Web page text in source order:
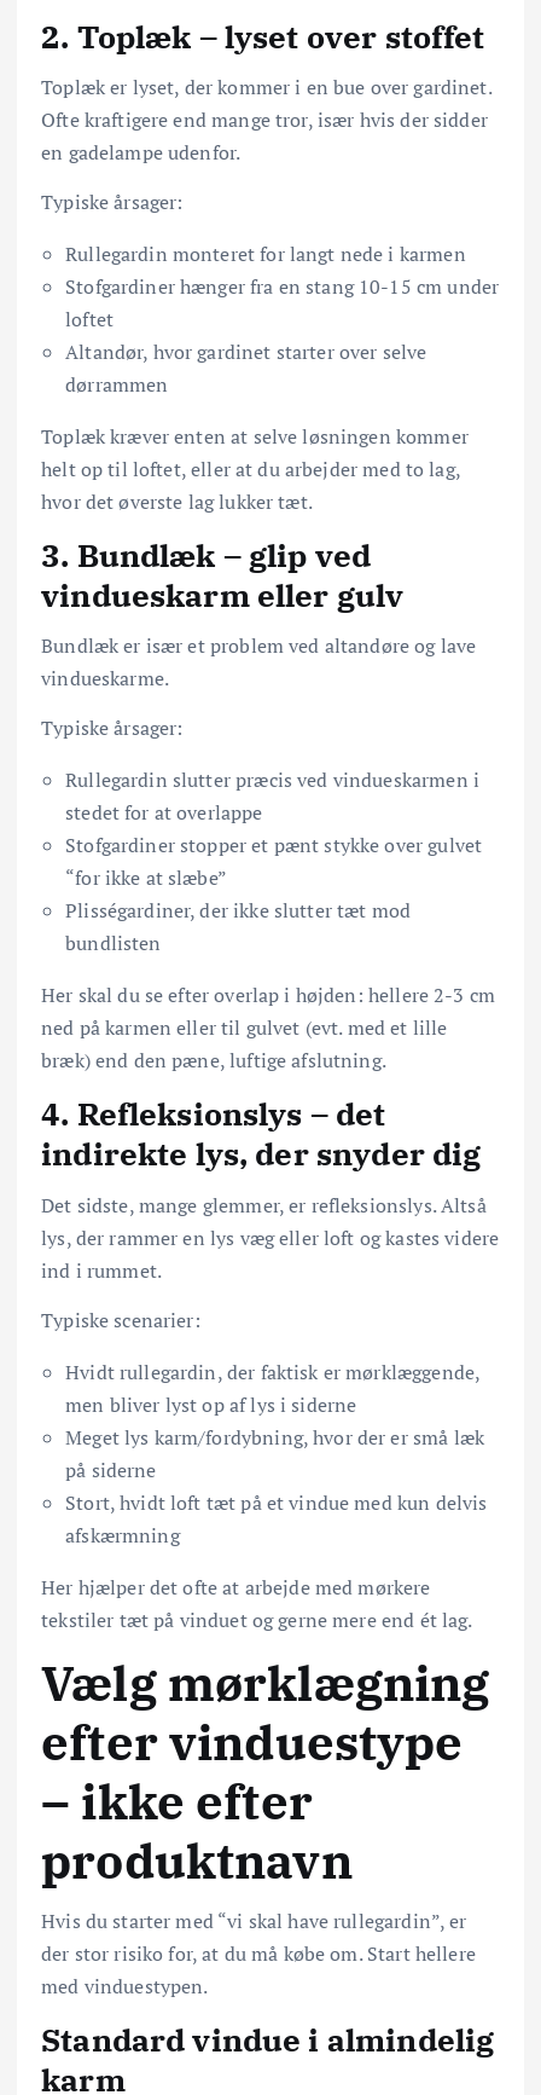
2. Toplæk – lyset over stoffet
Toplæk er lyset, der kommer i en bue over gardinet.
Ofte kraftigere end mange tror, især hvis der sidder
en gadelampe udenfor.
Typiske årsager:
Rullegardin monteret for langt nede i karmen
Stofgardiner hænger fra en stang 10-15 cm under
loftet
Altandør, hvor gardinet starter over selve
dørrammen
Toplæk kræver enten at selve løsningen kommer
helt op til loftet, eller at du arbejder med to lag,
hvor det øverste lag lukker tæt.
3. Bundlæk – glip ved
vindueskarm eller gulv
Bundlæk er især et problem ved altandøre og lave
vindueskarme.
Typiske årsager:
Rullegardin slutter præcis ved vindueskarmen i
stedet for at overlappe
Stofgardiner stopper et pænt stykke over gulvet
“for ikke at slæbe”
Plisségardiner, der ikke slutter tæt mod
bundlisten
Her skal du se efter overlap i højden: hellere 2-3 cm
ned på karmen eller til gulvet (evt. med et lille
bræk) end den pæne, luftige afslutning.
4. Refleksionslys – det
indirekte lys, der snyder dig
Det sidste, mange glemmer, er refleksionslys. Altså
lys, der rammer en lys væg eller loft og kastes videre
ind i rummet.
Typiske scenarier:
Hvidt rullegardin, der faktisk er mørklæggende,
men bliver lyst op af lys i siderne
Meget lys karm/fordybning, hvor der er små læk
på siderne
Stort, hvidt loft tæt på et vindue med kun delvis
afskærmning
Her hjælper det ofte at arbejde med mørkere
tekstiler tæt på vinduet og gerne mere end ét lag.
Vælg mørklægning
efter vinduestype
– ikke efter
produktnavn
Hvis du starter med “vi skal have rullegardin”, er
der stor risiko for, at du må købe om. Start hellere
med vinduestypen.
Standard vindue i almindelig
karm